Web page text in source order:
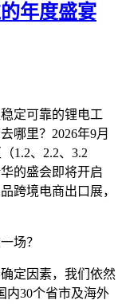
年度盛宴
定可靠的锂电工
哪里？2026年9月
1.2、2.2、3.2
的盛会即将开启
跨境电商出口展，
场？
定因素，我们依然
内30个省市及海外